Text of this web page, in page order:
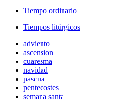
Tiempo ordinario
Tiempos litúrgicos
adviento
ascension
cuaresma
navidad
pascua
pentecostes
semana santa